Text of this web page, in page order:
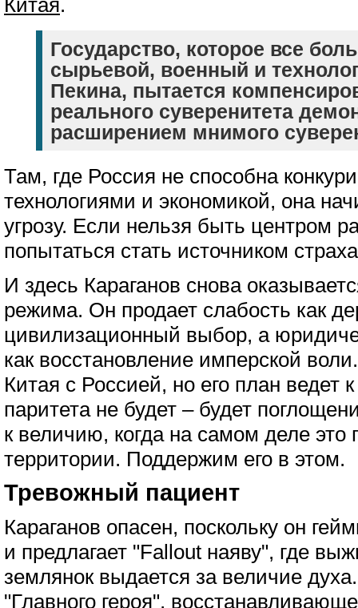
Китая.
Государство, которое все
сырьевой, военный и
Пекина, пытается
реального суверенитета
расширением мнимого
Там, где Россия не способна
технологиями и экономикой, она
угрозу. Если нельзя быть центром
попытаться стать источником
И здесь Караганов снова
режима. Он продает слабость как
цивилизационный выбор, а
как восстановление имперской
Китая с Россией, но его план ведет
паритета не будет – будет
к величию, когда на самом деле это
территории. Поддержим его в этом.
Тревожный пациент
Караганов опасен, поскольку он
и предлагает "Fallout наяву", где
землянок выдается за величие
"Главного героя",